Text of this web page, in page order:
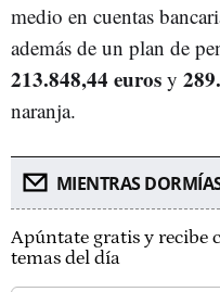
medio en cuentas
además de un plan de
213.848,44 euros y
naranja.
MIENTRAS
Apúntate gratis y recibe
temas del día